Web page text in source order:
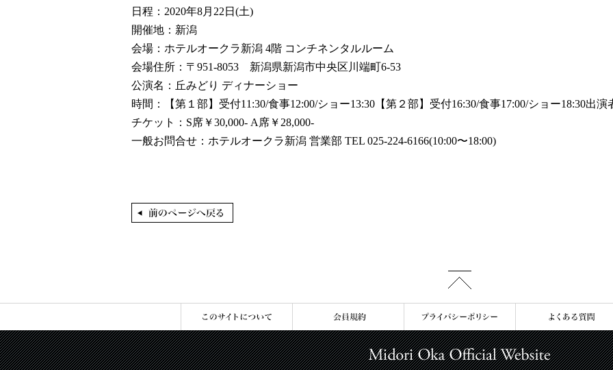
日程：2020年8月22日(土)
開催地：新潟
会場：ホテルオークラ新潟 4階 コンチネンタルルーム
会場住所：〒951-8053 新潟県新潟市中央区川端町6-53
公演名：丘みどり ディナーショー
時間：【第１部】受付11:30/食事12:00/ショー13:30【第２部】受付16:30/食事17:00/ショー18:30出演
チケット：S席￥30,000- A席￥28,000-
一般お問合せ：ホテルオークラ新潟 営業部 TEL 025-224-6166(10:00〜18:00)